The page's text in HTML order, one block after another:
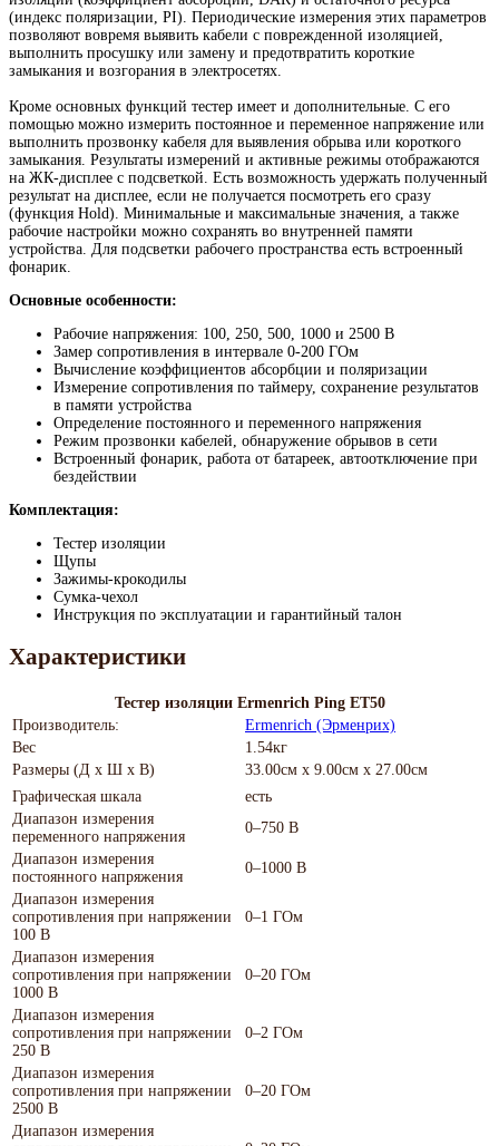
(индекс поляризации, PI). Периодические измерения этих параметров
позволяют вовремя выявить кабели с поврежденной изоляцией,
выполнить просушку или замену и предотвратить короткие
замыкания и возгорания в электросетях.
Кроме основных функций тестер имеет и дополнительные. С его
помощью можно измерить постоянное и переменное напряжение или
выполнить прозвонку кабеля для выявления обрыва или короткого
замыкания. Результаты измерений и активные режимы отображаются
на ЖК-дисплее с подсветкой. Есть возможность удержать полученный
результат на дисплее, если не получается посмотреть его сразу
(функция Hold). Минимальные и максимальные значения, а также
рабочие настройки можно сохранять во внутренней памяти
устройства. Для подсветки рабочего пространства есть встроенный
фонарик.
Основные особенности:
Рабочие напряжения: 100, 250, 500, 1000 и 2500 В
Замер сопротивления в интервале 0-200 ГОм
Вычисление коэффициентов абсорбции и поляризации
Измерение сопротивления по таймеру, сохранение результатов
в памяти устройства
Определение постоянного и переменного напряжения
Режим прозвонки кабелей, обнаружение обрывов в сети
Встроенный фонарик, работа от батареек, автоотключение при
бездействии
Комплектация:
Тестер изоляции
Щупы
Зажимы-крокодилы
Сумка-чехол
Инструкция по эксплуатации и гарантийный талон
Характеристики
Тестер изоляции Ermenrich Ping ET50
Производитель:
Ermenrich (Эрменрих)
Вес
1.54кг
Размеры (Д х Ш х В)
33.00см x 9.00см x 27.00см
Графическая шкала
есть
Диапазон измерения
переменного напряжения
0–750 В
Диапазон измерения
постоянного напряжения
0–1000 В
Диапазон измерения
сопротивления при напряжении
100 В
0–1 ГОм
Диапазон измерения
сопротивления при напряжении
1000 В
0–20 ГОм
Диапазон измерения
сопротивления при напряжении
250 В
0–2 ГОм
Диапазон измерения
сопротивления при напряжении
2500 В
0–20 ГОм
Диапазон измерения